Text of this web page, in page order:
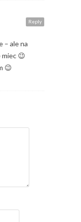
Reply
– ale na
😉
😉